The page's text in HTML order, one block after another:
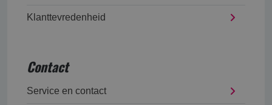
Klanttevredenheid
Contact
Service en contact